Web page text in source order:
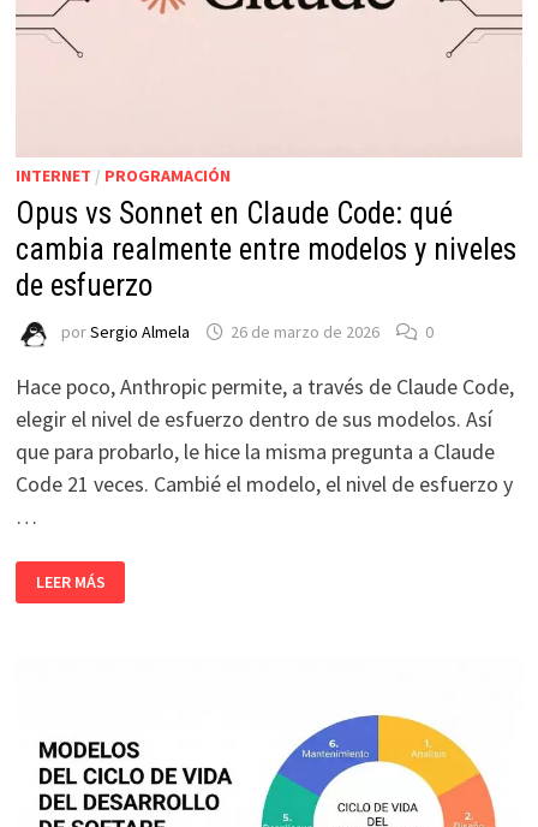
INTERNET / PROGRAMACIÓN
Opus vs Sonnet en Claude Code: qué
cambia realmente entre modelos y niveles
de esfuerzo
porSergio Almela 26 de marzo de 2026 0
Hace poco, Anthropic permite, a través de Claude Code,
elegir el nivel de esfuerzo dentro de sus modelos. Así
que para probarlo, le hice la misma pregunta a Claude
Code 21 veces. Cambié el modelo, el nivel de esfuerzo y
…
OPUS
VS
SONNET
MODELOS
Y
NIVELES
DE
ESFUERZO
LEER MÁS